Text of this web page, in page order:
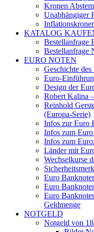
Kronen
Unabhängiger
KATALOG
Bestellanfrage
Bestellanfrage
EURO NOTEN
Geschichte des
Euro-
Design der
Robert Kalina
Reinhold
(Europa-Serie)
Infos zur Euro
Infos zum
Infos zum
Länder mit
Wechselkurse
Euro
Euro
Euro
Geldmenge
NOTGELD
Notgeld von